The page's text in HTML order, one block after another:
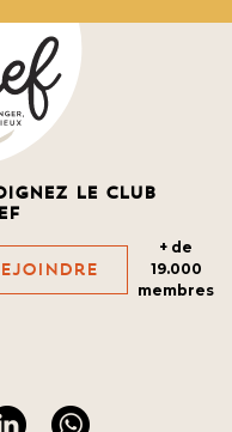
le club
+ de
19.000
membres